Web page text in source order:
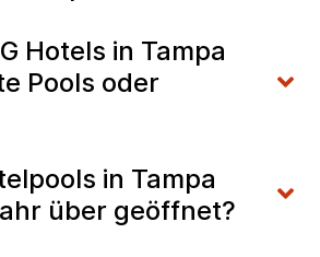
Hotels in Tampa
Pools oder
in Tampa
über geöffnet?